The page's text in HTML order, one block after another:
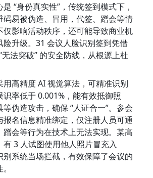
“身份真实性”，传统签到模式下，
码易被伪造、冒用，代签、蹭会等情
仅影响活动秩序，还可能导致商业机
险升级。31 会议人脸识别签到凭借
法突破” 的安全防线，从根源上杜
用高精度 AI 视觉算法，可精准识别
率低于 0.001%，能有效抵御照
等伪造攻击，确保 “人证合一”。参会
报名信息精准绑定，仅注册人员可通
蹭会等行为在技术上无法实现。某高
3 人试图使用他人照片冒充入
别系统当场拦截，有效保障了会议的